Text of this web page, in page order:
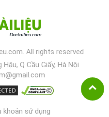
All rights reserved
Q Cầu Giấy, Hà Nội
khoản sử dụng